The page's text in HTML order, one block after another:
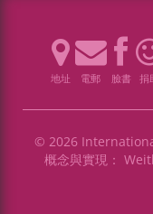
地址 電郵 臉書 捐
© 2026
概念與實現：